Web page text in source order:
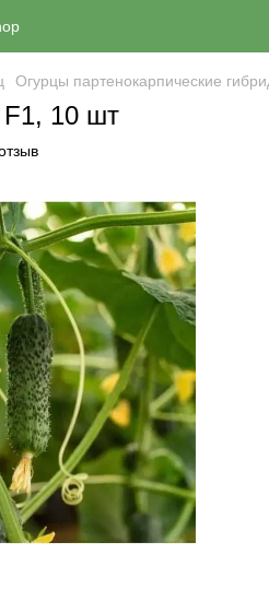
Огурцы партенокарпические
10 шт